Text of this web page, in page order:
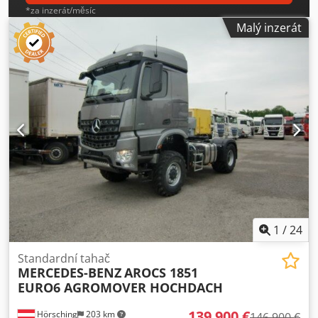
*za inzerát/měsíc
Malý inzerát
1 /24
Hörsching 203 km
Standardní tahač
MERCEDES-BENZAROCS 1851
EURO6 AGROMOVER HOCHDACH